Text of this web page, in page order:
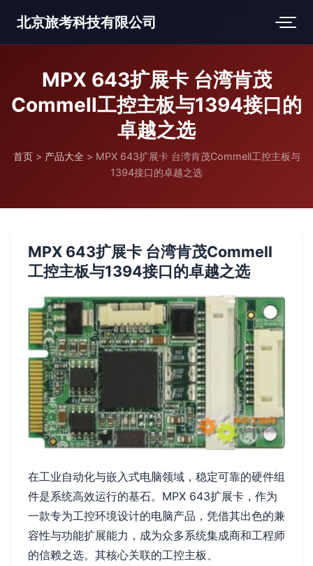
北京旅考科技有限公司
MPX 643扩展卡 台湾肯茂
Commell工控主板与1394接口的
卓越之选
首页 > 产品大全 > MPX 643扩展卡 台湾肯茂Commell工控主板与
1394接口的卓越之选
MPX 643扩展卡 台湾肯茂Commell
工控主板与1394接口的卓越之选
在工业自动化与嵌入式电脑领域，稳定可靠的硬件组
件是系统高效运行的基石。MPX 643扩展卡，作为
一款专为工控环境设计的电脑产品，凭借其出色的兼
容性与功能扩展能力，成为众多系统集成商和工程师
的信赖之选。其核心关联的工控主板、